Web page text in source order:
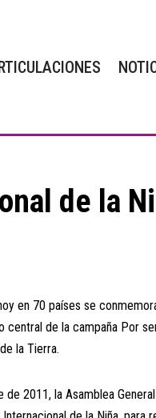
de la
en 70 países se
central de la campaña Por
la Tierra.
de 2011, la Asamblea